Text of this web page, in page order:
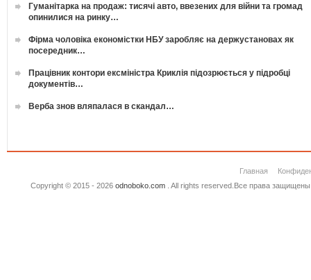
Гуманітарка на продаж: тисячі авто, ввезених для війни та громад
опинилися на ринку…
Фірма чоловіка економістки НБУ заробляє на держустановах як
посередник…
Працівник контори ексміністра Криклія підозрюється у підробці
документів…
Верба знов вляпалася в скандал…
Главная
Copyright © 2015 - 2026 odnoboko.com. All rights reserved.Все права защищены.